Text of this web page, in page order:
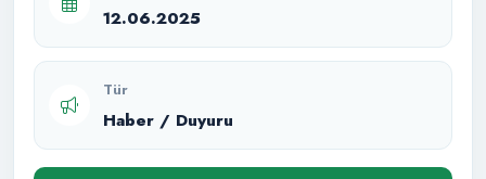
12.06.2025
Tür
Haber / Duyuru